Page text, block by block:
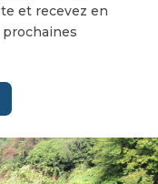
et recevez en